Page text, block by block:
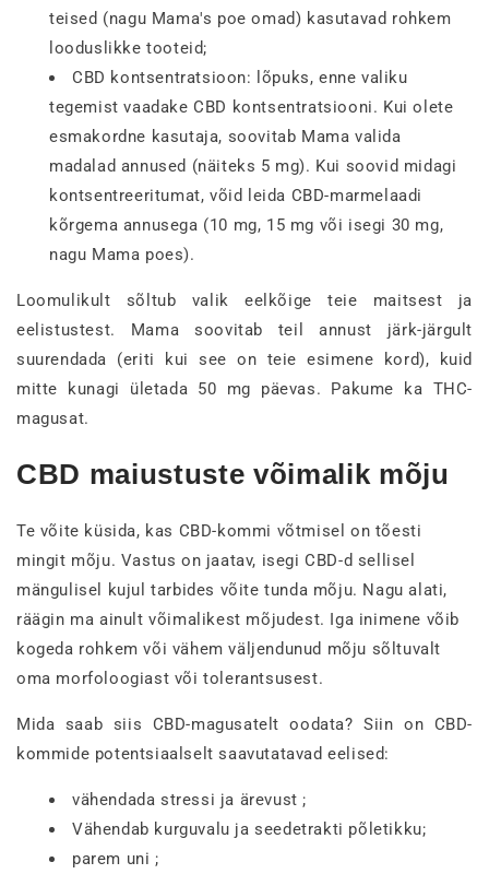
teised (nagu Mama's poe omad) kasutavad rohkem
looduslikke tooteid;
CBD kontsentratsioon: lõpuks, enne valiku
tegemist vaadake CBD kontsentratsiooni. Kui olete
esmakordne kasutaja, soovitab Mama valida
madalad annused (näiteks 5 mg). Kui soovid midagi
kontsentreeritumat, võid leida CBD-marmelaadi
kõrgema annusega (10 mg, 15 mg või isegi 30 mg,
nagu Mama poes).
Loomulikult sõltub valik eelkõige teie maitsest ja
eelistustest. Mama soovitab teil annust järk-järgult
suurendada (eriti kui see on teie esimene kord), kuid
mitte kunagi ületada 50 mg päevas. Pakume ka THC-
magusat.
CBD maiustuste võimalik mõju
Te võite küsida, kas CBD-kommi võtmisel on tõesti
mingit mõju. Vastus on jaatav, isegi CBD-d sellisel
mängulisel kujul tarbides võite tunda mõju. Nagu alati,
räägin ma ainult võimalikest mõjudest. Iga inimene võib
kogeda rohkem või vähem väljendunud mõju sõltuvalt
oma morfoloogiast või tolerantsusest.
Mida saab siis CBD-magusatelt oodata? Siin on CBD-
kommide potentsiaalselt saavutatavad eelised:
vähendada stressi ja ärevust ;
Vähendab kurguvalu ja seedetrakti põletikku;
parem uni ;